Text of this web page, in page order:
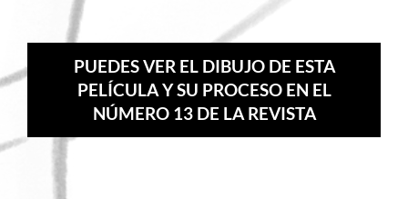
PUEDES VER EL DIBUJO DE ESTA
PELÍCULA Y SU PROCESO EN EL
NÚMERO 13 DE LA REVISTA